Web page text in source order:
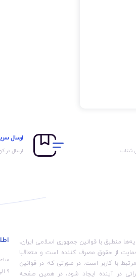
شتاب
ارسال
ارسال در
منطبق با قوانین جمهوری اسلامی ایران،
از حقوق مصرف کننده است و متعاقبا
با کاربر است. در صورتی که در قوانین
در آینده ایجاد شود، در همین صفحه
۹ الی ۱۷ :